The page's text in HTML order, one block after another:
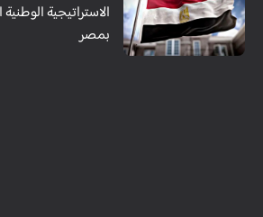
الاستراتيجية الوطنية
بمصر